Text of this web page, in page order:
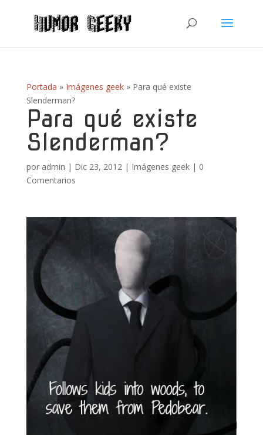
Portada » Imágenes geek» Para qué existe
Slenderman?
Para qué existe
Slenderman?
por admin | Dic 23, 2012| Imágenes geek| 0
Comentarios